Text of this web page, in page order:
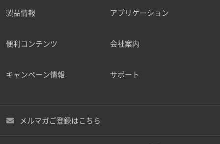
製品情報 アプリケーション
便利コンテンツ 会社案内
キャンペーン情報 サポート
メルマガご登録はこちら